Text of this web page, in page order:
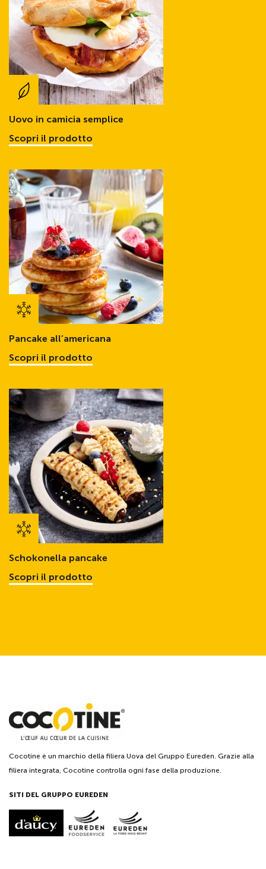
Uovo in camicia semplice
Scopri il prodotto
Pancake all’americana
Scopri il prodotto
Schokonella pancake
Scopri il prodotto
Cocotine è un marchio della filiera Uova del Gruppo Eureden. Grazie alla
filiera integrata, Cocotine controlla ogni fase della produzione.
SITI DEL GRUPPO EUREDEN